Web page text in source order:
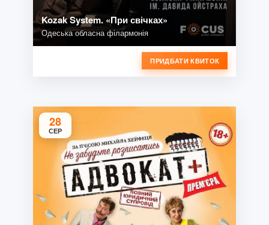
Kozak System. «При свічках»
Одеська обласна філармонія
ПРИДБАТИ КВИТОК
28
СЕР